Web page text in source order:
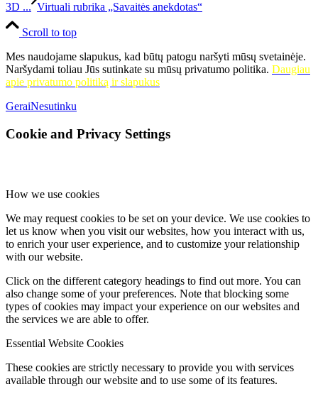
3D ... Virtuali rubrika „Savaitės anekdotas“
Scroll to top
Mes naudojame slapukus, kad būtų patogu naršyti mūsų svetainėje.
Naršydami toliau Jūs sutinkate su mūsų privatumo politika. Daugiau
apie privatumo politiką ir slapukus
GeraiNesutinku
Cookie and Privacy Settings
How we use cookies
We may request cookies to be set on your device. We use cookies to
let us know when you visit our websites, how you interact with us,
to enrich your user experience, and to customize your relationship
with our website.
Click on the different category headings to find out more. You can
also change some of your preferences. Note that blocking some
types of cookies may impact your experience on our websites and
the services we are able to offer.
Essential Website Cookies
These cookies are strictly necessary to provide you with services
available through our website and to use some of its features.